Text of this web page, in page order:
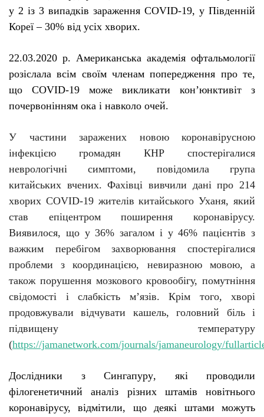
у 2 із 3 випадків зараження COVID-19, у Південній
Кореї – 30% від усіх хворих.
22.03.2020 р. Американська академія офтальмології
розіслала всім своїм членам попередження про те,
що COVID-19 може викликати кон’юнктивіт з
почервонінням ока і навколо очей.
У частини заражених новою коронавірусною
інфекцією громадян КНР спостерігалися
неврологічні симптоми, повідомила група
китайських вчених. Фахівці вивчили дані про 214
хворих COVID-19 жителів китайського Уханя, який
став епіцентром поширення коронавірусу.
Виявилося, що у 36% загалом і у 46% пацієнтів з
важким перебігом захворювання спостерігалися
проблеми з координацією, невиразною мовою, а
також порушення мозкового кровообігу, помутніння
свідомості і слабкість м’язів. Крім того, хворі
продовжували відчувати кашель, головний біль і
підвищену температуру
(https://jamanetwork.com/journals/jamaneurology/
Дослідники з Сингапуру, якіпроводили
філогенетичний аналіз різних штамів новітнього
коронавірусу, відмітили, що деякі штами можуть